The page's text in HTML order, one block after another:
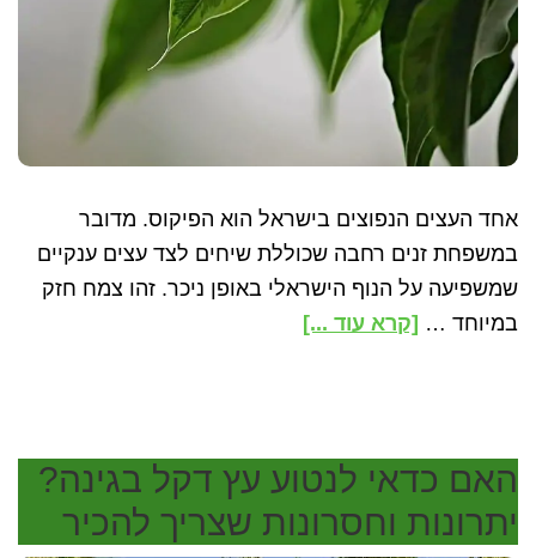
אחד העצים הנפוצים בישראל הוא הפיקוס. מדובר
במשפחת זנים רחבה שכוללת שיחים לצד עצים ענקיים
שמשפיעה על הנוף הישראלי באופן ניכר. זהו צמח חזק
במיוחד … [קרא עוד ...]about
עץ
פיקוס
בגינה?
האם כדאי לנטוע עץ דקל בגינה?
יתרונות וחסרונות שצריך להכיר